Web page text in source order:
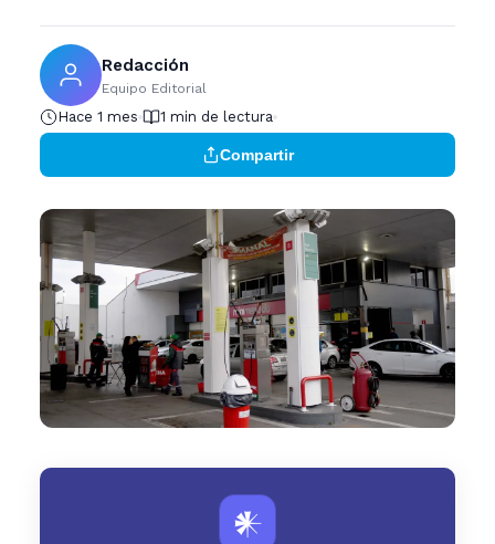
Redacción
Equipo Editorial
Hace 1 mes 1 min de lectura
Compartir
𒀭